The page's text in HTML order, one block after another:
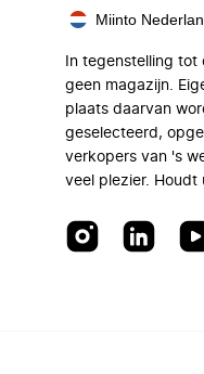
Miinto
In tegenstelling
geen magazijn.
plaats daarvan
geselecteerd,
verkopers van 's
veel plezier. Houdt